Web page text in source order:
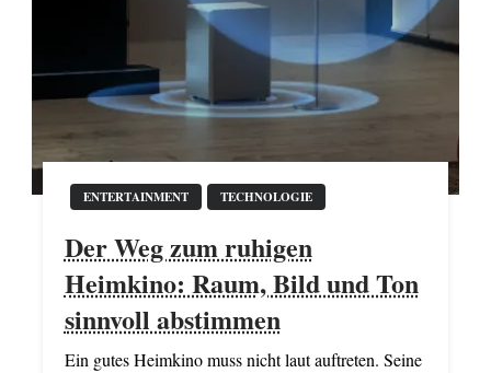
ENTERTAINMENT TECHNOLOGIE
Der Weg zum ruhigen
Heimkino: Raum, Bild und Ton
sinnvoll abstimmen
Ein gutes Heimkino muss nicht laut auftreten. Seine